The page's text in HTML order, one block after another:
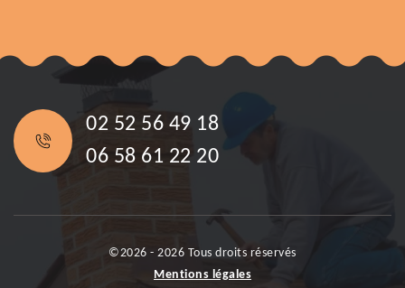
02 52 56 49 18
06 58 61 22 20
©2026 - 2026 Tous droits réservés
Mentions légales